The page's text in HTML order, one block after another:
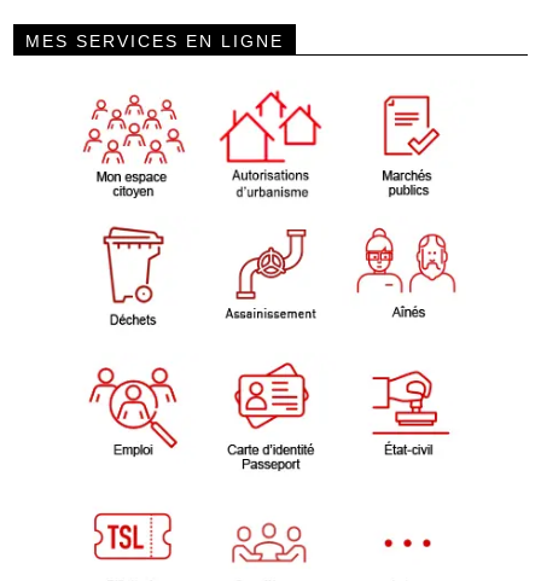
MES SERVICES EN LIGNE